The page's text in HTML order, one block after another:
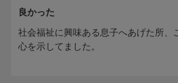
良かった
社会福祉に興味ある息子へあげた所、
心を示してました。